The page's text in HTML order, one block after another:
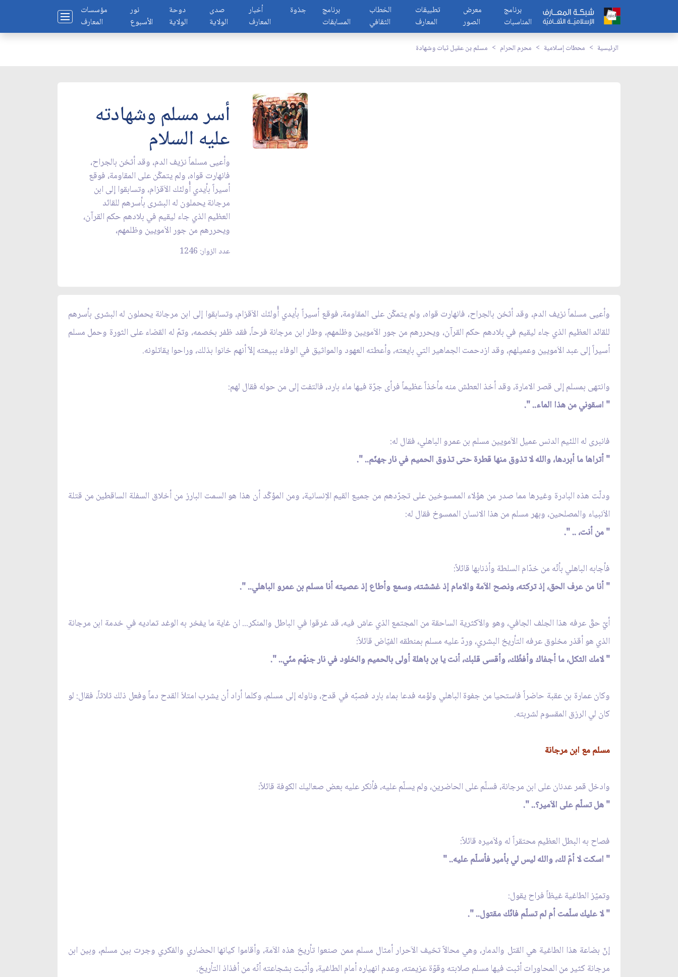
مؤسسات
المعارف
نور
الأسبوع
دوحة
الولاية
صدى
الولاية
أخبار
المعارف
جذوة
برنامج
المسابقات
الخطاب
الثقافي
تطبيقات
المعارف
معرض
الصور
برنامج
المناسبات
الرئيسية محطات إسلامية محرم الحرام مسلم بن عقيل ثبات وشهادة
أسر مسلم وشهادته
عليه السلام
وأعيى مسلماً نزيف الدم، وقد أثخن بالجراح،
فانهارت قواه، ولم يتمكّن على المقاومة، فوقع
أسيراً بأيدي أُولئك الاَقزام، وتسابقوا إلى ابن
مرجانة يحملون له البشرى بأسرهم للقائد
العظيم الذي جاء ليقيم في بلادهم حكم القرآن،
ويحررهم من جور الاَمويين وظلمهم،
عدد الزوار: 1246
وأعيى مسلماً نزيف الدم، وقد أثخن بالجراح، فانهارت قواه، ولم يتمكّن على المقاومة، فوقع أسيراً بأيدي أُولئك الاَقزام، وتسابقوا إلى ابن مرجانة يحملون له البشرى بأسرهم
للقائد العظيم الذي جاء ليقيم في بلادهم حكم القرآن، ويحررهم من جور الاَمويين وظلمهم، وطار ابن مرجانة فرحاً، فقد ظفر بخصمه، وتمّ له القضاء على الثورة وحمل مسلم
أسيراً إلى عبد الاَمويين وعميلهم، وقد ازدحمت الجماهير التي بايعته، وأعطته العهود والمواثيق في الوفاء ببيعته إلاّ أنهم خانوا بذلك، وراحوا يقاتلونه.
وانتهى بمسلم إلى قصر الامارة، وقد أخذ العطش منه مأخذاً عظيماً فرأى جرّة فيها ماء بارد، فالتفت إلى من حوله فقال لهم:
" اسقوني من هذا الماء.. ".
فانبرى له اللئيم الدنس عميل الاَمويين مسلم بن عمرو الباهلي، فقال له:
" أتراها ما أبردها، والله لا تذوق منها قطرة حتى تذوق الحميم في نار جهنّم.. ".
ودلّت هذه البادرة وغيرها مما صدر من هؤلاء الممسوخين على تجرّدهم من جميع القيم الاِنسانية، ومن المؤكّد أن هذا هو السمت البارز من أخلاق السفلة الساقطين من قتلة
الاَنبياء والمصلحين، وبهر مسلم من هذا الانسان الممسوخ فقال له:
" من أنت، .. ".
فأجابه الباهلي بأنّه من خدّام السلطة وأذنابها قائلاً:
" أنا من عرف الحق، إذ تركته، ونصح الاَمة والامام إذ غششته، وسمع وأطاع إذ عصيته أنا مسلم بن عمرو الباهلي.. ".
أيّ حقّ عرفه هذا الجلف الجافي، وهو والاَكثرية الساحقة من المجتمع الذي عاش فيه، قد غرقوا في الباطل والمنكر... ان غاية ما يفخر به الوغد تماديه في خدمة ابن مرجانة
الذي هو أقذر مخلوق عرفه التأريخ البشري، وردّ عليه مسلم بمنطقه الفيّاض قائلاً:
" لامك الثكل، ما أجفاك وأفظّك، وأقسى قلبك، أنت يا بن باهلة أولى بالحميم والخلود في نار جنهّم منّي.. ".
وكان عمارة بن عقبة حاضراً فاستحيا من جفوة الباهلي ولؤمه فدعا بماء بارد فصبّه في قدح، وناوله إلى مسلم، وكلما أراد أن يشرب امتلاَ القدح دماً وفعل ذلك ثلاثاً، فقال: لو
كان لي الرزق المقسوم لشربته.
مسلم مع ابن مرجانة
وادخل قمر عدنان على ابن مرجانة، فسلّم على الحاضرين، ولم يسلّم عليه، فأنكر عليه بعض صعاليك الكوفة قائلاً:
" هل تسلّم على الاَمير؟.. ".
فصاح به البطل العظيم محتقراً له ولاَميره قائلاً:
" اسكت لا أمّ لك، والله ليس لي بأمير فأسلّم عليه.. "
وتميّز الطاغية غيظاً فراح يقول:
" لا عليك سلّمت أم لم تسلّم فانّك مقتول.. ".
إنّ بضاعة هذا الطاغية هي القتل والدمار، وهي محالاً تخيف الاَحرار أمثال مسلم ممن صنعوا تأريخ هذه الاَمة، وأقاموا كيانها الحضاري والفكري وجرت بين مسلم، وبين ابن
مرجانة كثير من المحاورات أثبت فيها مسلم صلابته وقوّة عزيمته، وعدم انهياره أمام الطاغية، وأثبت بشجاعته أنّه من أفذاذ التأريخ.